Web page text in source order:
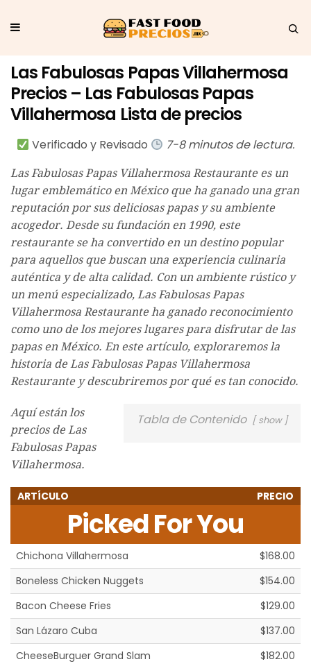
Las Fabulosas Papas Villahermosa
Precios – Las Fabulosas Papas
Villahermosa Lista de precios
Verificado y Revisado 7-8 minutos de lectura.
Las Fabulosas Papas Villahermosa Restaurante es un
lugar emblemático en México que ha ganado una gran
reputación por sus deliciosas papas y su ambiente
acogedor. Desde su fundación en 1990, este
restaurante se ha convertido en un destino popular
para aquellos que buscan una experiencia culinaria
auténtica y de alta calidad. Con un ambiente rústico y
un menú especializado, Las Fabulosas Papas
Villahermosa Restaurante ha ganado reconocimiento
como uno de los mejores lugares para disfrutar de las
papas en México. En este artículo, exploraremos la
historia de Las Fabulosas Papas Villahermosa
Restaurante y descubriremos por qué es tan conocido.
Tabla de Contenido show
Aquí están los
precios de Las
Fabulosas Papas
Villahermosa.
ARTÍCULO PRECIO
Picked For You
Chichona Villahermosa
$168.00
Boneless Chicken Nuggets
$154.00
Bacon Cheese Fries
$129.00
San Lázaro Cuba
$137.00
CheeseBurguer Grand Slam
$182.00